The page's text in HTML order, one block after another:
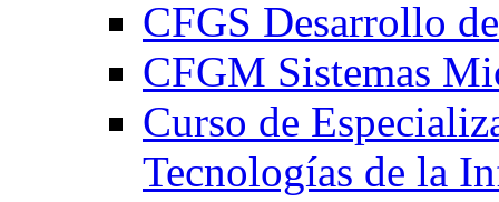
CFGS Desarrollo
CFGM Sistemas
Curso de
Tecnologías de la